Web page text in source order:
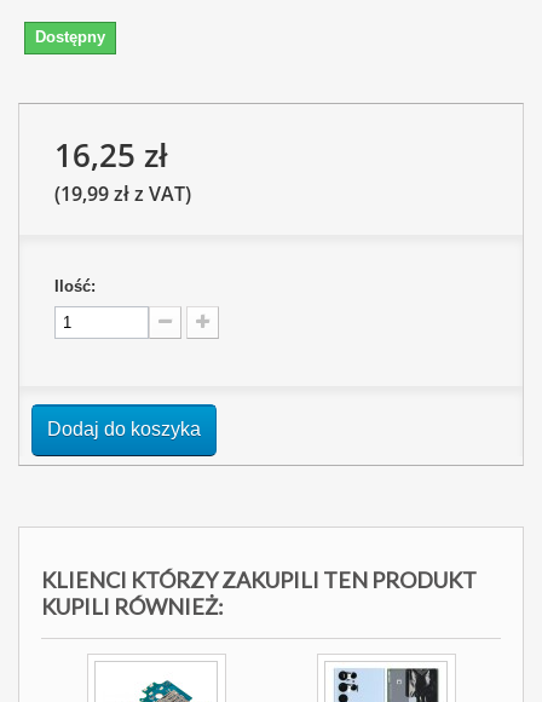
Dostępny
16,25 zł
(19,99 zł z VAT)
Ilość:
Dodaj do koszyka
KLIENCI KTÓRZY ZAKUPILI TEN PRODUKT
KUPILI RÓWNIEŻ: